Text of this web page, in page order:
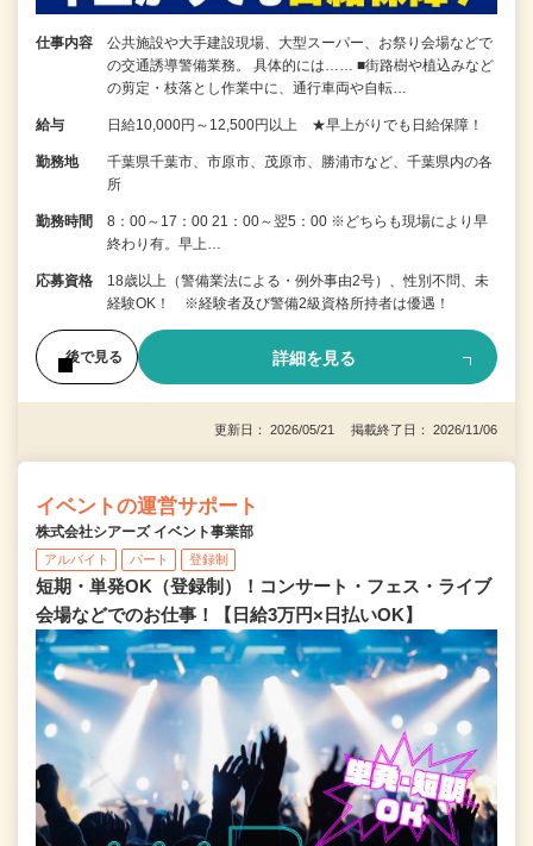
仕事内容
公共施設や大手建設現場、大型スーパー、お祭り会場などで
の交通誘導警備業務。 具体的には…… ■街路樹や植込みなど
の剪定・枝落とし作業中に、通行車両や自転…
給与 日給10,000円～12,500円以上 ★早上がりでも日給保障！
勤務地
千葉県千葉市、市原市、茂原市、勝浦市など、千葉県内の各
所
勤務時間
8：00～17：00 21：00～翌5：00 ※どちらも現場により早
終わり有。早上…
応募資格
18歳以上（警備業法による・例外事由2号）、性別不問、未
経験OK！ ※経験者及び警備2級資格所持者は優遇！
後で見る 詳細を見る
更新日： 2026/05/21 掲載終了日： 2026/11/06
イベントの運営サポート
株式会社シアーズ イベント事業部
アルバイト パート 登録制
短期・単発OK（登録制）！コンサート・フェス・ライブ
会場などでのお仕事！【日給3万円×日払いOK】